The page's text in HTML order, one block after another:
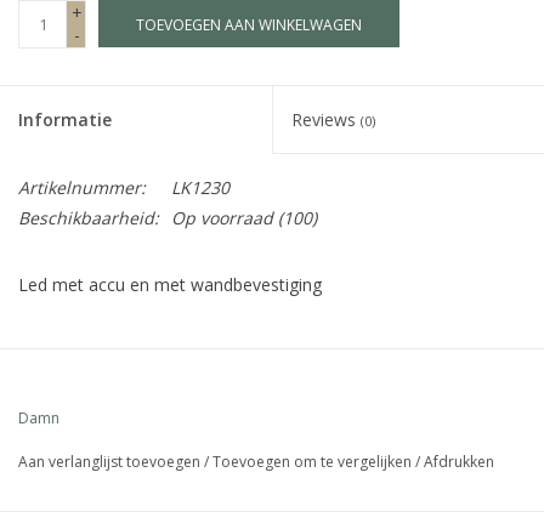
Anklebelts
Bootbelts
Kerst
+
-
TOEVOEGEN AAN WINKELWAGEN
Informatie Reviews (0)
Artikelnummer:
LK1230
Beschikbaarheid:
Op voorraad(100)
Led met accu en met wandbevestiging
Damn
Aan verlanglijst toevoegen /Toevoegen om te vergelijken /Afdrukken